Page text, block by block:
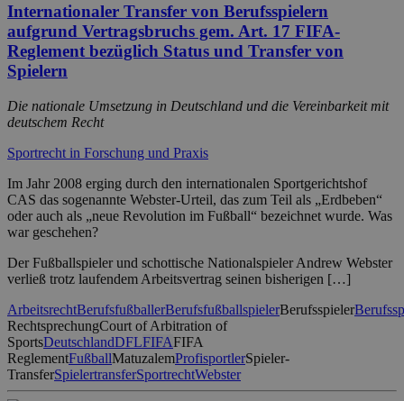
Internationaler Transfer von Berufsspielern
aufgrund Vertragsbruchs gem. Art. 17 FIFA-
Reglement bezüglich Status und Transfer von
Spielern
Die nationale Umsetzung in Deutschland und die Vereinbarkeit mit
deutschem Recht
Sportrecht in Forschung und Praxis
Im Jahr 2008 erging durch den internationalen Sportgerichtshof
CAS das sogenannte Webster-Urteil, das zum Teil als „Erdbeben“
oder auch als „neue Revolution im Fußball“ bezeichnet wurde. Was
war geschehen?
Der Fußballspieler und schottische Nationalspieler Andrew Webster
verließ trotz laufendem Arbeitsvertrag seinen bisherigen […]
ArbeitsrechtBerufsfußballerBerufsfußballspielerBerufsspieler
RechtsprechungCourt of Arbitration of
SportsDeutschlandDFLFIFAFIFA
ReglementFußballMatuzalemProfisportlerSpieler-
TransferSpielertransferSportrechtWebster